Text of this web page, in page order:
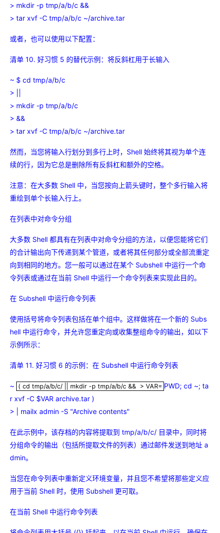
> mkdir -p tmp/a/b/c &&
> tar xvf -C tmp/a/b/c ~/archive.tar
或者，也可以使用以下配置：
清单 10. 好习惯 5 的替代示例：将反斜杠用于长输入
~ $ cd tmp/a/b/c
> ||
> mkdir -p tmp/a/b/c
> &&
> tar xvf -C tmp/a/b/c ~/archive.tar
然而，当您将输入行划分到多行上时，Shell 始终将其视为单个连
续的行，因为它总是删除所有反斜杠和额外的空格。
注意：在大多数 Shell 中，当您按向上箭头键时，整个多行输入将
重绘到单个长输入行上。
在列表中对命令分组
大多数 Shell 都具有在列表中对命令分组的方法，以便您能将它们
的合计输出向下传递到某个管道，或者将其任何部分或全部流重定
向到相同的地方。您一般可以通过在某个 Subshell 中运行一个命
令列表或通过在当前 Shell 中运行一个命令列表来实现此目的。
在 Subshell 中运行命令列表
使用括号将命令列表包括在单个组中。这样做将在一个新的 Subs
hell 中运行命令，并允许您重定向或收集整组命令的输出，如以下
示例所示：
清单 11. 好习惯 6 的示例：在 Subshell 中运行命令列表
~ ( cd tmp/a/b/c/ || mkdir -p tmp/a/b/c && > VAR=
( cd tmp/a/b/c/ || mkdir -p tmp/a/b/c && > VAR=PWD; cd ~; ta
r xvf -C $VAR archive.tar )
> | mailx admin -S "Archive contents"
在此示例中，该存档的内容将提取到 tmp/a/b/c/ 目录中，同时将
分组命令的输出（包括所提取文件的列表）通过邮件发送到地址 a
dmin。
当您在命令列表中重新定义环境变量，并且您不希望将那些定义应
用于当前 Shell 时，使用 Subshell 更可取。
在当前 Shell 中运行命令列表